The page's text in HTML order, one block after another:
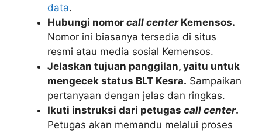
data.
Hubungi nomor call centerKemensos.
Nomor ini biasanya tersedia di situs
resmi atau media sosial Kemensos.
Jelaskan tujuan panggilan, yaitu untuk
mengecek status BLT Kesra. Sampaikan
pertanyaan dengan jelas dan ringkas.
Ikuti instruksi dari petugas call center.
Petugas akan memandu melalui proses